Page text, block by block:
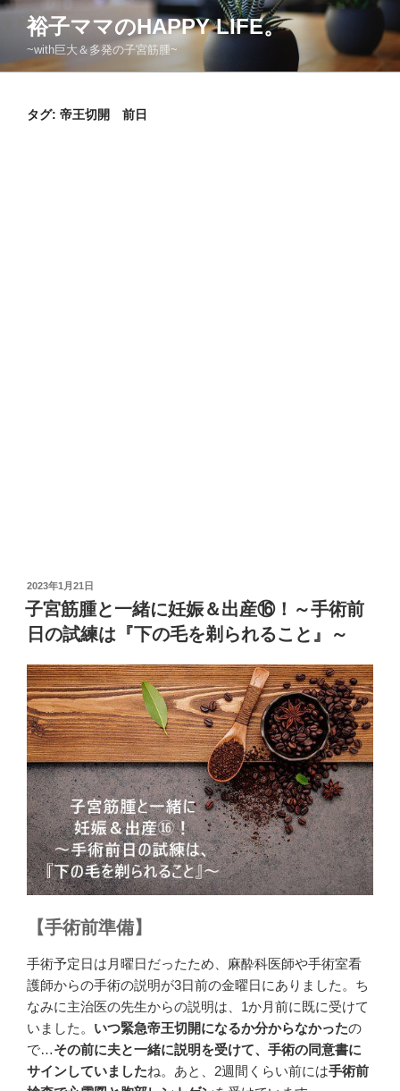
コ
ン
裕子ママのHAPPY LIFE。
~with巨大＆多発の子宮筋腫~
タグ: 帝王切開 前日
投
稿
日:
2023年1月21日
子宮筋腫と一緒に妊娠＆出産⑯！～手術前
日の試練は『下の毛を剃られること』～
【手術前準備】
手術予定日は月曜日だったため、麻酔科医師や手術室看
護師からの手術の説明が3日前の金曜日にありました。ち
なみに主治医の先生からの説明は、1か月前に既に受けて
いました。 いつ緊急帝王切開になるか分からなかったの
で…その前に夫と一緒に説明を受けて、手術の同意書に
サインしていましたね。あと、2週間くらい前には手術前